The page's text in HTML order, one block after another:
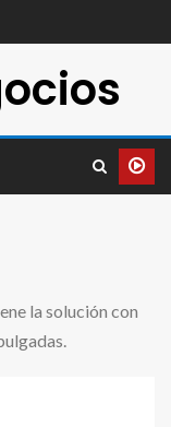
la solución con